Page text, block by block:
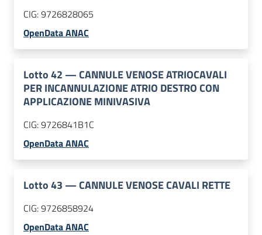
CIG:9726828065
OpenData ANAC
Lotto42 —CANNULE VENOSE ATRIOCAVALI
PER INCANNULAZIONE ATRIO DESTRO CON
APPLICAZIONE MINIVASIVA
CIG:9726841B1C
OpenData ANAC
Lotto43 —CANNULE VENOSE CAVALI RETTE
CIG:9726858924
OpenData ANAC